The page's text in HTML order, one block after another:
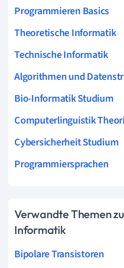
Programmieren Basics
Theoretische Informatik
Technische Informatik
Algorithmen und
Bio-Informatik Studium
Computerlinguistik
Cybersicherheit Studium
Programmiersprachen
Verwandte Themen
Informatik
Bipolare Transistoren